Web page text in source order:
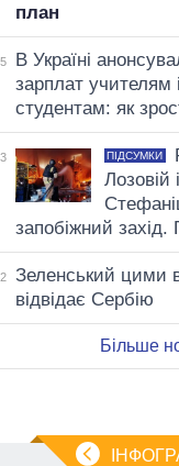
план
В Україні
зарплат учителям
студентам: як
ПІДСУМКИ
Лозовій
запобіжний захід.
Зеленський цими
відвідає Сербію
Більше